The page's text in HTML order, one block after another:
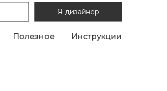
Я дизайнер
Полезное Инструкции